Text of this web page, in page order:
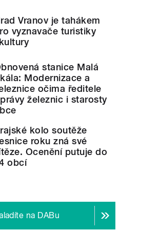
Vranov je tahákem
vyznavače turistiky
stanice Malá
Modernizace a
očima ředitele
železnic i starosty
kolo soutěže
roku zná své
Ocenění putuje do
obcí
na DABu